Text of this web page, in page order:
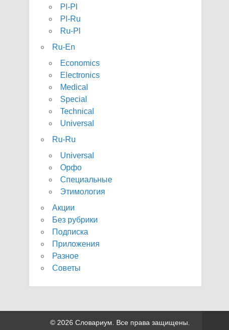
Pl-Pl
Pl-Ru
Ru-Pl
Ru-En
Economics
Electronics
Medical
Special
Technical
Universal
Ru-Ru
Universal
Орфо
Специальные
Этимология
Акции
Без рубрики
Подписка
Приложения
Разное
Советы
© 2026 Словариум. Все права защищены.